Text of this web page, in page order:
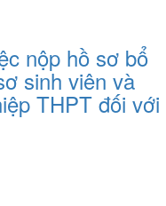
nộp hồ sơ bổ
sinh viên và
THPT đối với